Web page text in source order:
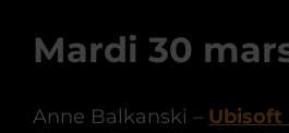
Mardi 30
Anne Balkanski – Ubisoft